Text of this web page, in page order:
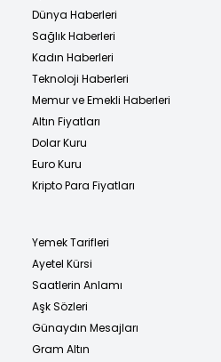
Dünya Haberleri
Sağlık Haberleri
Kadın Haberleri
Teknoloji Haberleri
Memur ve Emekli Haberleri
Altın Fiyatları
Dolar Kuru
Euro Kuru
Kripto Para Fiyatları
Yemek Tarifleri
Ayetel Kürsi
Saatlerin Anlamı
Aşk Sözleri
Günaydın Mesajları
Gram Altın